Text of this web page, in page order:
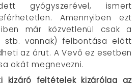
gyógyszerével, ismert
Amennyiben ezt
már közvetlenül csak a
stb. vannak) felbontása előtt
az árut. A Vevő ez esetben
okát megnevezni.
kizáró feltételek kizárólag az